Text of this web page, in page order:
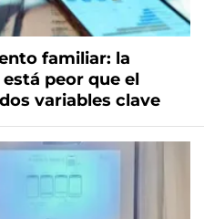
familiar: la
peor que el
variables clave